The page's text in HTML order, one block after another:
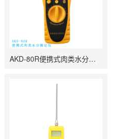
AKD-80R便携式肉类水分测定仪